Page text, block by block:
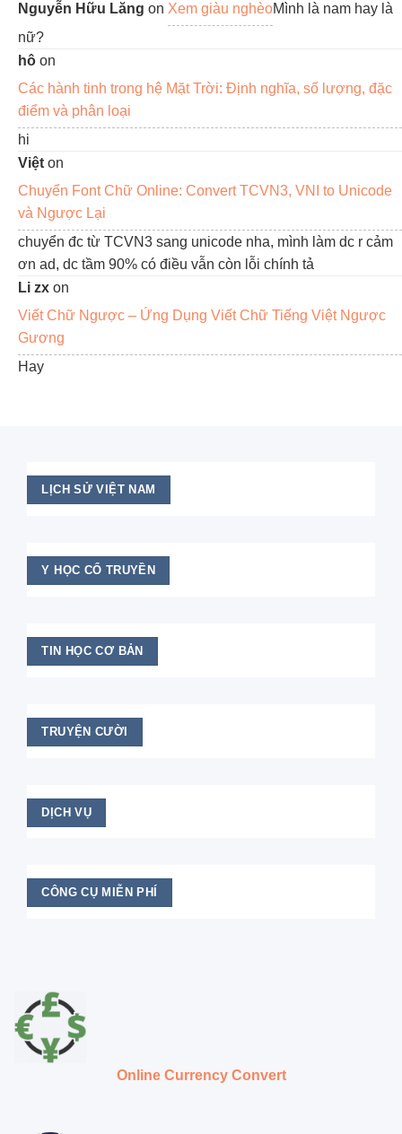
Nguyễn Hữu Lăng on Xem giàu nghèoMình là nam hay là
nữ?
hô on
Các hành tinh trong hệ Mặt Trời: Định nghĩa, số lượng, đặc
điểm và phân loại
hi
Việt on
Chuyển Font Chữ Online: Convert TCVN3, VNI to Unicode
và Ngược Lại
chuyển đc từ TCVN3 sang unicode nha, mình làm dc r cảm
ơn ad, dc tầm 90% có điều vẫn còn lỗi chính tả
Li zx on
Viết Chữ Ngược – Ứng Dụng Viết Chữ Tiếng Việt Ngược
Gương
Hay
LỊCH SỬ VIỆT NAM
Y HỌC CỔ TRUYỀN
TIN HỌC CƠ BẢN
TRUYỆN CƯỜI
DỊCH VỤ
CÔNG CỤ MIỄN PHÍ
Online Currency Convert